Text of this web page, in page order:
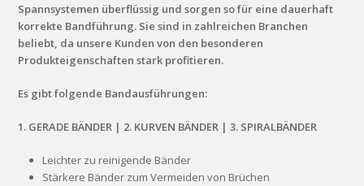
Spannsystemen überflüssig und sorgen so für eine dauerhaft
korrekte Bandführung. Sie sind in zahlreichen Branchen
beliebt, da unsere Kunden von den besonderen
Produkteigenschaften stark profitieren.
Es gibt folgende Bandausführungen:
1. GERADE BÄNDER | 2. KURVEN BÄNDER | 3. SPIRALBÄNDER
Leichter zu reinigende Bänder
Stärkere Bänder zum Vermeiden von Brüchen